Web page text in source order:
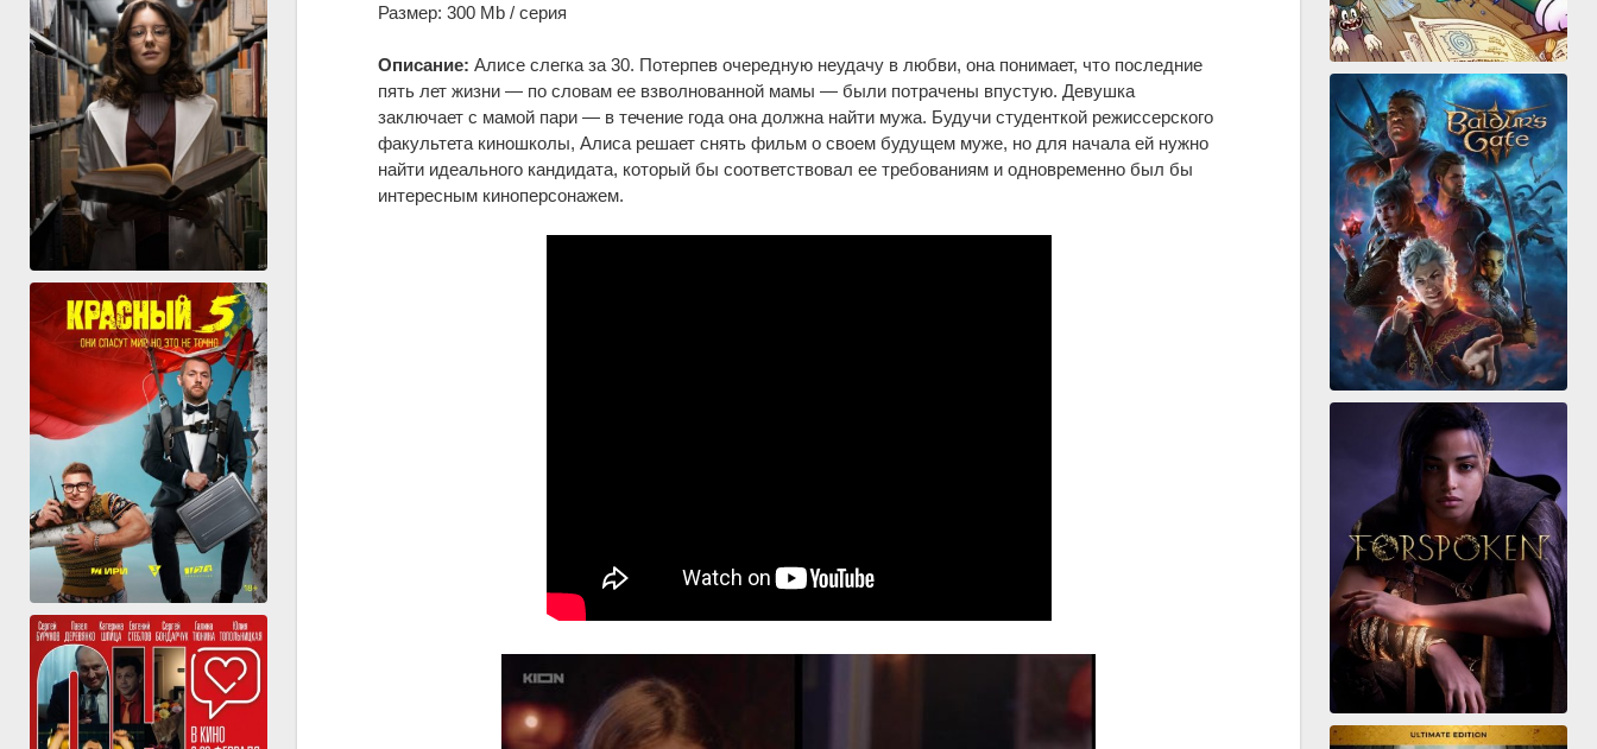
Размер: 300 Mb / серия
Описание: Алисе слегка за 30. Потерпев очередную неудачу в любви, она понимает, что последние
пять лет жизни — по словам ее взволнованной мамы — были потрачены впустую. Девушка
заключает с мамой пари — в течение года она должна найти мужа. Будучи студенткой режиссерского
факультета киношколы, Алиса решает снять фильм о своем будущем муже, но для начала ей нужно
найти идеального кандидата, который бы соответствовал ее требованиям и одновременно был бы
интересным киноперсонажем.